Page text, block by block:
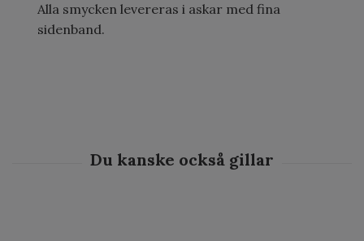
Alla smycken levereras i askar med fina
sidenband.